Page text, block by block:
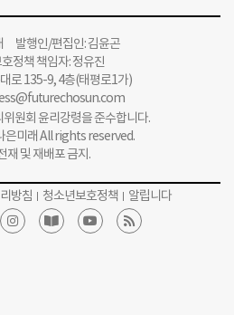
발행인/편집인: 김윤곤
정책 책임자: 정유진
로 135-9, 4층(태평로1가)
원회 윤리강령을 준수합니다.
미래 All rights reserved.
재 및 재배포 금지.
방침 청소년보호정책 알립니다